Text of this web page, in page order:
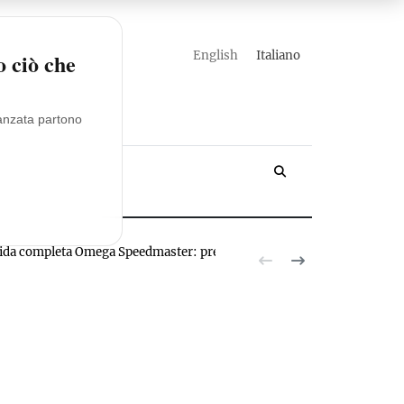
english italiano
completa Omega Speedmaster: prezzi, modelli, valutazioni
ciò che
partono